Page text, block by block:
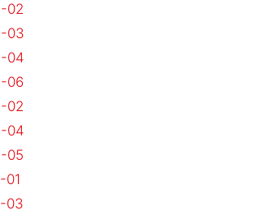
02
03
04
06
02
04
05
01
03